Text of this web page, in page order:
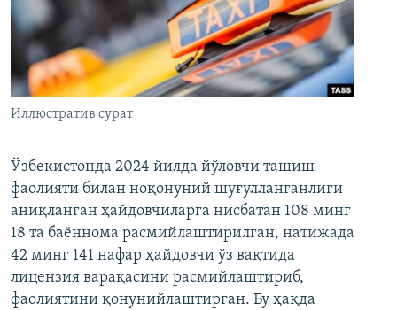
Иллюстратив сурат
Ўзбекистонда 2024 йилда йўловчи ташиш
фаолияти билан ноқонуний шуғулланганлиги
аниқланган ҳайдовчиларга нисбатан 108 минг
18 та баённома расмийлаштирилган, натижада
42 минг 141 нафар ҳайдовчи ўз вақтида
лицензия варақасини расмийлаштириб,
фаолиятини қонунийлаштирган. Бу ҳақда